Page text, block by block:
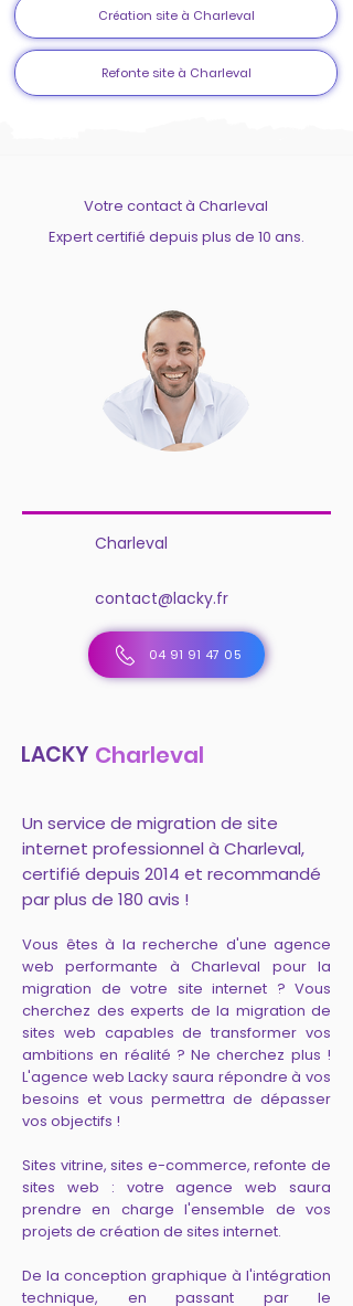
Création site à Charleval
Refonte site à Charleval
Votre contact à Charleval
Expert certifié depuis plus de 10 ans.
Charleval
contact@lacky.fr
04 91 91 47 05
LACKY Charleval
Un service de migration de site
internet professionnel à Charleval,
certifié depuis 2014 et recommandé
par plus de 180 avis !
Vous êtes à la recherche d'une agence
web performante à Charleval pour la
migration de votre site internet ? Vous
cherchez des experts de la migration de
sites web capables de transformer vos
ambitions en réalité ? Ne cherchez plus !
L'agence web Lacky saura répondre à vos
besoins et vous permettra de dépasser
vos objectifs !
Sites vitrine, sites e-commerce, refonte de
sites web : votre agence web saura
prendre en charge l'ensemble de vos
projets de création de sites internet.
De la conception graphique à l'intégration
technique, en passant par le